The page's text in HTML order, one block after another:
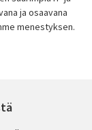
ja osaavana
menestyksen.